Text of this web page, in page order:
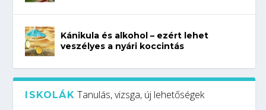
Kánikula és alkohol – ezért lehet
veszélyes a nyári koccintás
ISKOLÁK Tanulás, vizsga, új lehetőségek